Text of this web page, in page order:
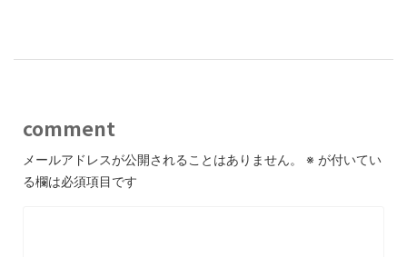
comment
メールアドレスが公開されることはありません。 ※ が付いてい
る欄は必須項目です